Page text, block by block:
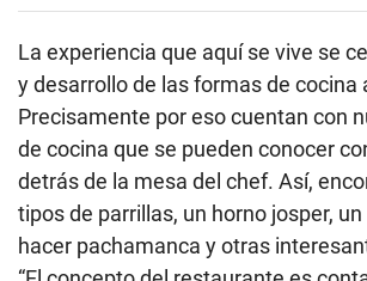
La experiencia que aquí se vive se
y desarrollo de las formas de cocina
Precisamente por eso cuentan con
de cocina que se pueden conocer
detrás de la mesa del chef. Así,
tipos de parrillas, un horno josper,
hacer pachamanca y otras